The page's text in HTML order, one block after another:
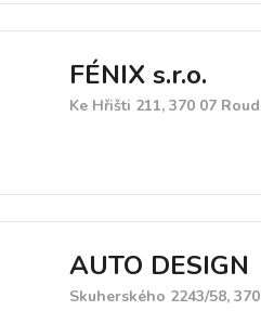
FÉNIX s.r.o.
Ke Hřišti 211, 370 07
AUTO DESIGN
Skuherského 2243/58,